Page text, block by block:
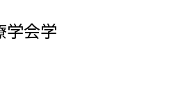
学会学